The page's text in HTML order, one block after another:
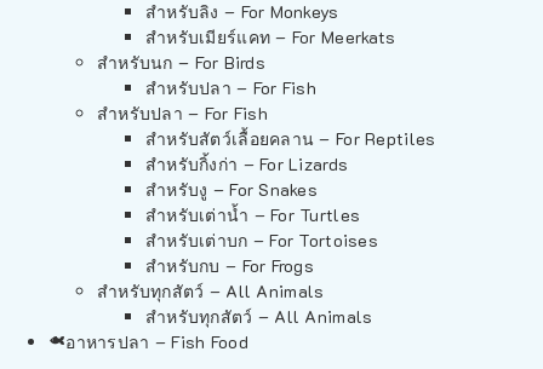
สำหรับลิง – For Monkeys
สำหรับเมียร์แคท – For Meerkats
สำหรับนก – For Birds
สำหรับปลา – For Fish
สำหรับปลา – For Fish
สำหรับสัตว์เลื้อยคลาน – For Reptiles
สำหรับกิ้งก่า – For Lizards
สำหรับงู – For Snakes
สำหรับเต่าน้ำ – For Turtles
สำหรับเต่าบก – For Tortoises
สำหรับกบ – For Frogs
สำหรับทุกสัตว์ – All Animals
สำหรับทุกสัตว์ – All Animals
อาหารปลา – Fish Food